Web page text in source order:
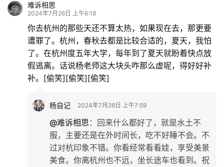
难诉相思
2024年7月26日 上午6:18
你去杭州的那些天还不算太热，如果现在去，那更要
遭罪了。杭州，春秋去都是比较合适的，夏天，我怕
了。在杭州度五年大学，每年到了夏天就盼着快点放
假逃离。话说杨老师这大块头咋那么虚呢，得好好补
补。[偷笑][偷笑][偷笑]
杨自记 2024年7月26日 上午7:59
@难诉相思 ： 回来什么都好了，就是水土不
服，主要还是在外时间长，吃不好睡不会。不
过对杭印象不错。你看经常看看娃，享受美景
美食。你离杭州也不远，坐长途车也看到。祝